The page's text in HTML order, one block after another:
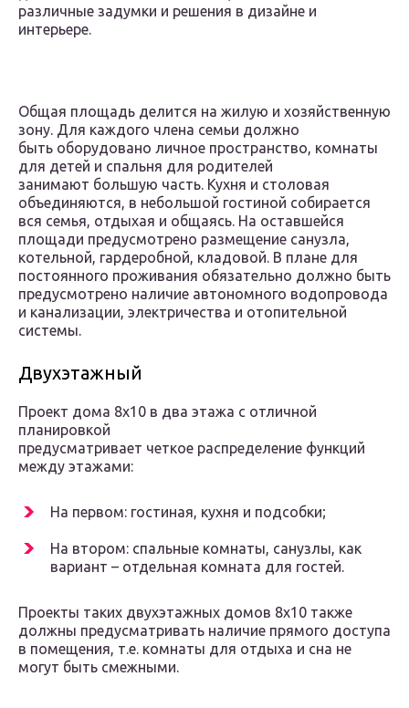
различные задумки и решения в дизайне и
интерьере.
Общая площадь делится на жилую и хозяйственную
зону. Для каждого члена семьи должно
быть оборудовано личное пространство, комнаты
для детей и спальня для родителей
занимают большую часть. Кухня и столовая
объединяются, в небольшой гостиной собирается
вся семья, отдыхая и общаясь. На оставшейся
площади предусмотрено размещение санузла,
котельной, гардеробной, кладовой. В плане для
постоянного проживания обязательно должно быть
предусмотрено наличие автономного водопровода
и канализации, электричества и отопительной
системы.
Двухэтажный
Проект дома 8х10 в два этажа с отличной
планировкой
предусматривает четкое распределение функций
между этажами:
На первом: гостиная, кухня и подсобки;
На втором: спальные комнаты, санузлы, как
вариант – отдельная комната для гостей.
Проекты таких двухэтажных домов 8х10 также
должны предусматривать наличие прямого доступа
в помещения, т.е. комнаты для отдыха и сна не
могут быть смежными.